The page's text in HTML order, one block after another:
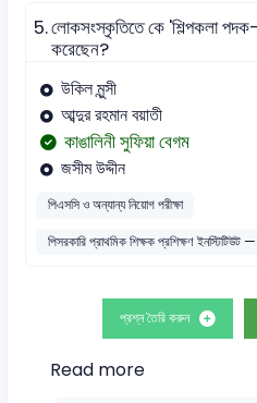
5.লোকসংস্কৃতিতে কে 'শিল্পকলা
করেছেন?
উকিল মুন্সী
আব্দুর রহমান বয়াতী
কাঙালিনী সুফিয়া বেগম
জসীম উদ্দীন
পিএসসি ও অন্যান্য নিয়োগ পরীক্ষা
পিসরকারি প্রাথমিক শিক্ষক প্রশিক্ষণ ইনস্টিটিউট
প্রশ্ন তৈরি করুন
Read more